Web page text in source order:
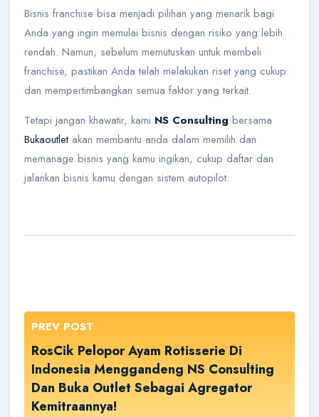
Bisnis franchise bisa menjadi pilihan yang menarik bagi
Anda yang ingin memulai bisnis dengan risiko yang lebih
rendah. Namun, sebelum memutuskan untuk membeli
franchise, pastikan Anda telah melakukan riset yang cukup
dan mempertimbangkan semua faktor yang terkait.
Tetapi jangan khawatir, kami NS Consulting bersama
Bukaoutletakan membantu anda dalam memilih dan
memanage bisnis yang kamu ingikan, cukup daftar dan
jalankan bisnis kamu dengan sistem autopilot.
PREV POST
RosCik Pelopor Ayam Rotisserie Di
Indonesia Menggandeng NS Consulting
Dan Buka Outlet Sebagai Agregator
Kemitraannya!